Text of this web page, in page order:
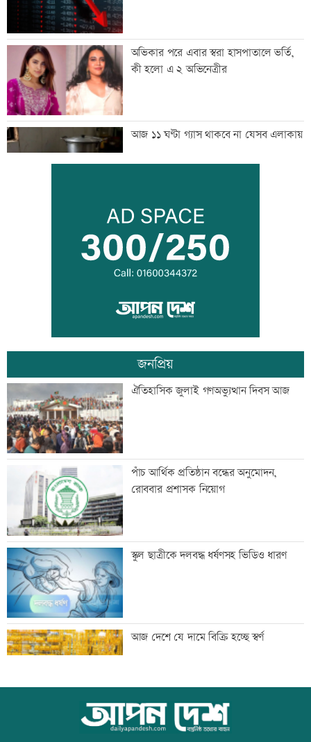
অভিকার পরে এবার স্বরা হাসপাতালে ভর্তি,
কী হলো এ ২ অভিনেত্রীর
আজ ১১ ঘণ্টা গ্যাস থাকবে না যেসব এলাকায়
সীমান্তে বিএসএফের গুলিতে বাংলাদেশি যুবক
নিহত
৪০ ঘণ্টা পর ঢাকার পথে বিমানের ফ্লাইট
তিনজনকে পুশইনের চেষ্টা বিএসএফের,
প্রতিহত করল বিজিবি
এসএসসির ফলাফল সোমবার, যেভাবে পাবে
পরীক্ষার্থীরা
সিঙ্গাপুর গেলেন পররাষ্ট্র প্রতিমন্ত্রী
মাতারবাড়ি পৌঁছেছেন প্রধানমন্ত্রী
ওবায়দুল কাদেরসহ ৭ আসামির বিরুদ্ধে
ট্রাইব্যুনালে তৃতীয় দিনের যুক্তিতর্ক আজ
জনপ্রিয়
ঐতিহাসিক জুলাই গণঅভ্যুত্থান দিবস আজ
পাঁচ আর্থিক প্রতিষ্ঠান বন্ধের অনুমোদন,
রোববার প্রশাসক নিয়োগ
স্কুল ছাত্রীকে দলবদ্ধ ধর্ষণসহ ভিডিও ধারণ
আজ দেশে যে দামে বিক্রি হচ্ছে স্বর্ণ
আজ বিশ্ব বন্ধু দিবস